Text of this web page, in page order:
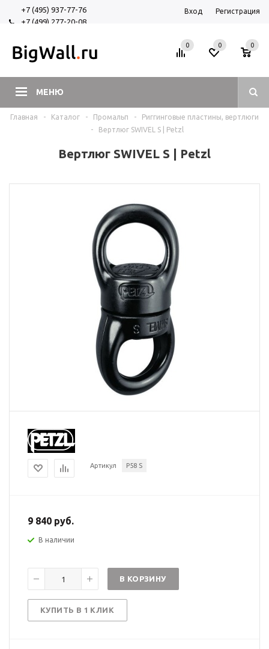
+7 (495) 937-77-76
+7 (499) 277-20-08
Вход Регистрация
МЕНЮ
0 0
0
Главная - Каталог - Промальп -
Риггинговые пластины, вертлюги
-
Вертлюг SWIVEL S | Petzl
Вертлюг SWIVEL S | Petzl
Артикул P58 S
9 840 руб.
В наличии
В КОРЗИНУ
КУПИТЬ В 1 КЛИК